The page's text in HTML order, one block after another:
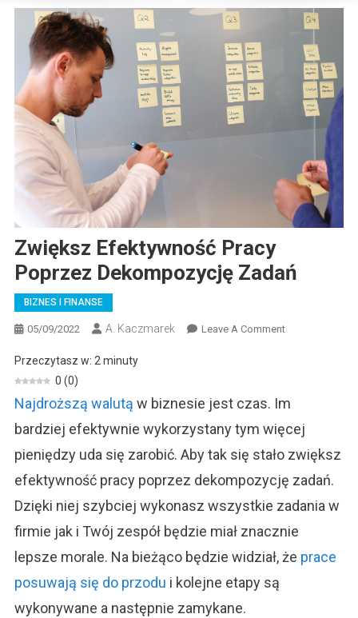
Zwiększ Efektywność Pracy
Poprzez Dekompozycję Zadań
BIZNES I FINANSE
05/09/2022 A. Kaczmarek Leave A CommentOn
Poprzez
Zadań
Przeczytasz w: 2 minuty
0 (0)
Najdroższą walutą w biznesie jest czas. Im
bardziej efektywnie wykorzystany tym więcej
pieniędzy uda się zarobić. Aby tak się stało zwiększ
efektywność pracy poprzez dekompozycję zadań.
Dzięki niej szybciej wykonasz wszystkie zadania w
firmie jak i Twój zespół będzie miał znacznie
lepsze morale. Na bieżąco będzie widział, że prace
posuwają się do przodu i kolejne etapy są
wykonywane a następnie zamykane.